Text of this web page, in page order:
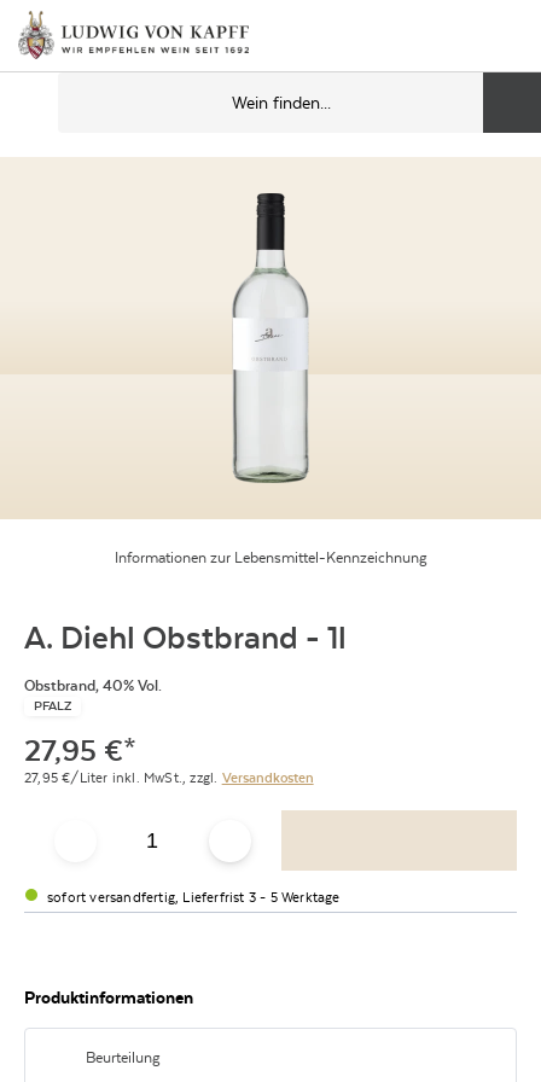
Informationen zur Lebensmittel-Kennzeichnung
A. Diehl Obstbrand - 1l
Obstbrand, 40% Vol.
PFALZ
27,95 €*
27,95 €/Liter inkl. MwSt., zzgl. Versandkosten
sofort versandfertig, Lieferfrist 3 - 5 Werktage
Produktinformationen
Beurteilung